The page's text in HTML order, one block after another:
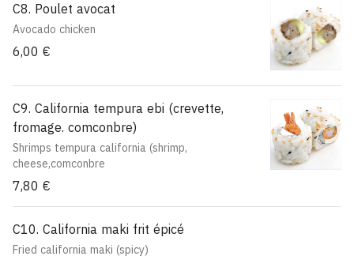
C8. Poulet avocat
Avocado chicken
6,00 €
C9. California tempura ebi (crevette,
fromage. comconbre)
Shrimps tempura california (shrimp,
cheese,comconbre
7,80 €
C10. California maki frit épicé
Fried california maki (spicy)